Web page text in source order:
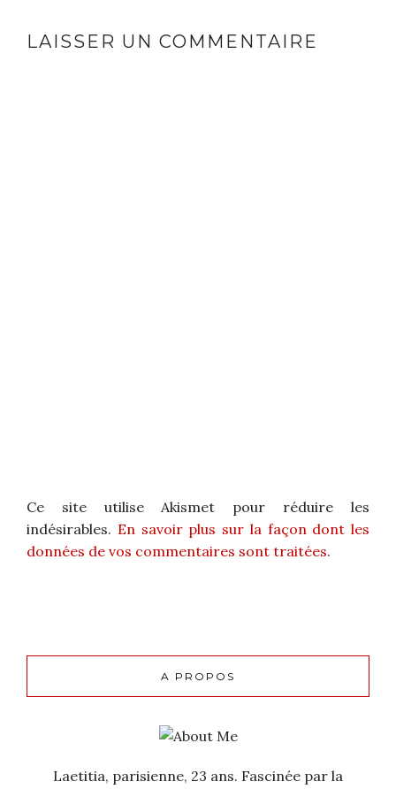
LAISSER UN COMMENTAIRE
Ce site utilise Akismet pour réduire les
indésirables. En savoir plus sur la façon dont les
données de vos commentaires sont traitées.
A PROPOS
Laetitia, parisienne, 23 ans. Fascinée par la